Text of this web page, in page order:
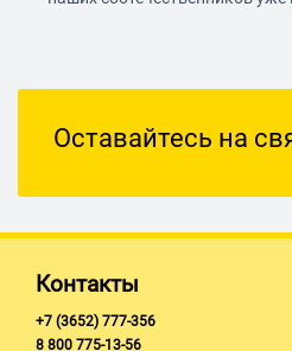
Оставайтесь на
Контакты
+7 (3652) 777-356
8 800 775-13-56